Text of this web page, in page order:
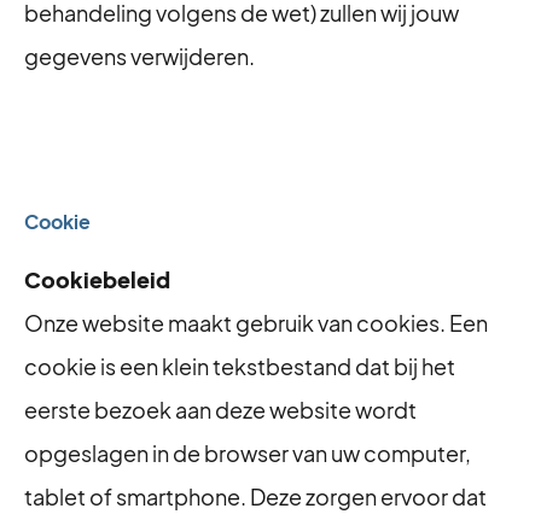
behandeling volgens de wet) zullen wij jouw
gegevens verwijderen.
Cookie
Cookiebeleid
Onze website maakt gebruik van cookies. Een
cookie is een klein tekstbestand dat bij het
eerste bezoek aan deze website wordt
opgeslagen in de browser van uw computer,
tablet of smartphone. Deze zorgen ervoor dat